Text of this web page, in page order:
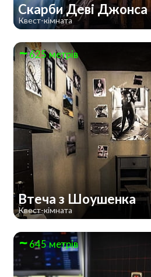
Скарби Деві Джонса
Квест-кімната
625 метрів
Втеча з Шоушенка
Квест-кімната
645 метрів